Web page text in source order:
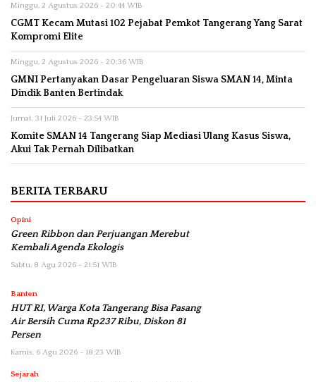
Minggu, 2 Agustus 2026 - 20:44 WIB
CGMT Kecam Mutasi 102 Pejabat Pemkot Tangerang Yang Sarat
Kompromi Elite
Minggu, 2 Agustus 2026 - 20:36 WIB
GMNI Pertanyakan Dasar Pengeluaran Siswa SMAN 14, Minta
Dindik Banten Bertindak
Jumat, 31 Juli 2026 - 23:54 WIB
Komite SMAN 14 Tangerang Siap Mediasi Ulang Kasus Siswa,
Akui Tak Pernah Dilibatkan
BERITA TERBARU
Opini
Green Ribbon dan Perjuangan Merebut
Kembali Agenda Ekologis
Sabtu, 8 Agu 2026 - 21:51 WIB
Banten
HUT RI, Warga Kota Tangerang Bisa Pasang
Air Bersih Cuma Rp237 Ribu, Diskon 81
Persen
Kamis, 6 Agu 2026 - 18:23 WIB
Sejarah